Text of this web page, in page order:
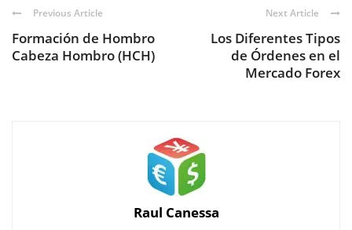
Previous Article
Formación de Hombro
Cabeza Hombro (HCH)
Next Article
Los Diferentes Tipos
de Órdenes en el
Mercado Forex
Raul Canessa